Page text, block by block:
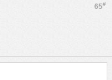
65#